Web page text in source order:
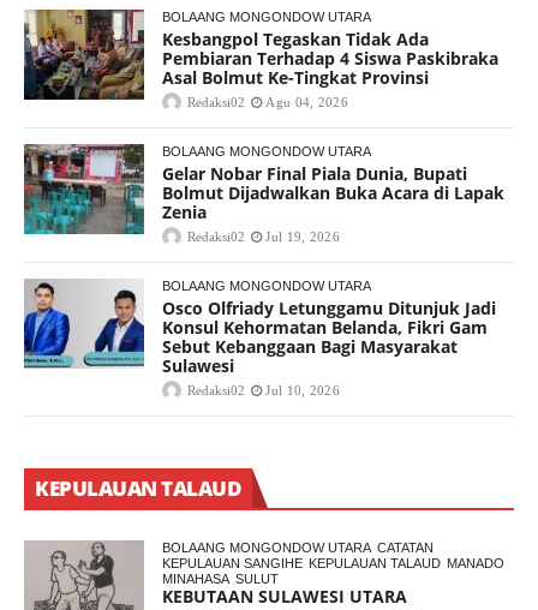
BOLAANG MONGONDOW UTARA
Kesbangpol Tegaskan Tidak Ada
Pembiaran Terhadap 4 Siswa Paskibraka
Asal Bolmut Ke-Tingkat Provinsi
Redaksi02 Agu 04, 2026
BOLAANG MONGONDOW UTARA
Gelar Nobar Final Piala Dunia, Bupati
Bolmut Dijadwalkan Buka Acara di Lapak
Zenia
Redaksi02 Jul 19, 2026
BOLAANG MONGONDOW UTARA
Osco Olfriady Letunggamu Ditunjuk Jadi
Konsul Kehormatan Belanda, Fikri Gam
Sebut Kebanggaan Bagi Masyarakat
Sulawesi
Redaksi02 Jul 10, 2026
KEPULAUAN TALAUD
BOLAANG MONGONDOW UTARA CATATAN
KEPULAUAN SANGIHE KEPULAUAN TALAUD MANADO
MINAHASA SULUT
KEBUTAAN SULAWESI UTARA